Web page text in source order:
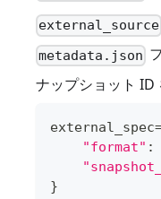
external_source
metadata.json
ナップショット ID
external_spec
"format" :
}